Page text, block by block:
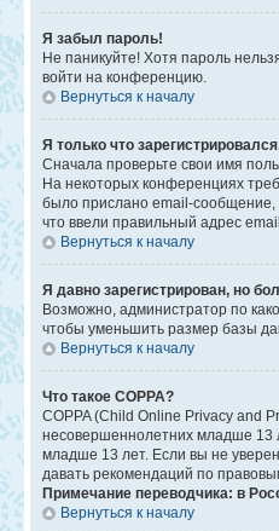
Я забыл пароль!
Не паникуйте! Хотя пароль
войти на конференцию.
Вернуться к началу
Я только что
Сначала проверьте свои имя
На некоторых конференциях
было прислано email-сообщение,
что ввели правильный адрес
Вернуться к началу
Я давно зарегистрирован, но
Возможно, администратор по
чтобы уменьшить размер базы
Вернуться к началу
Что такое COPPA?
COPPA (Child Online Privacy and
несовершеннолетних младше 13
младше 13 лет. Если вы не
давать рекомендаций по
Примечание переводчика: в
Вернуться к началу